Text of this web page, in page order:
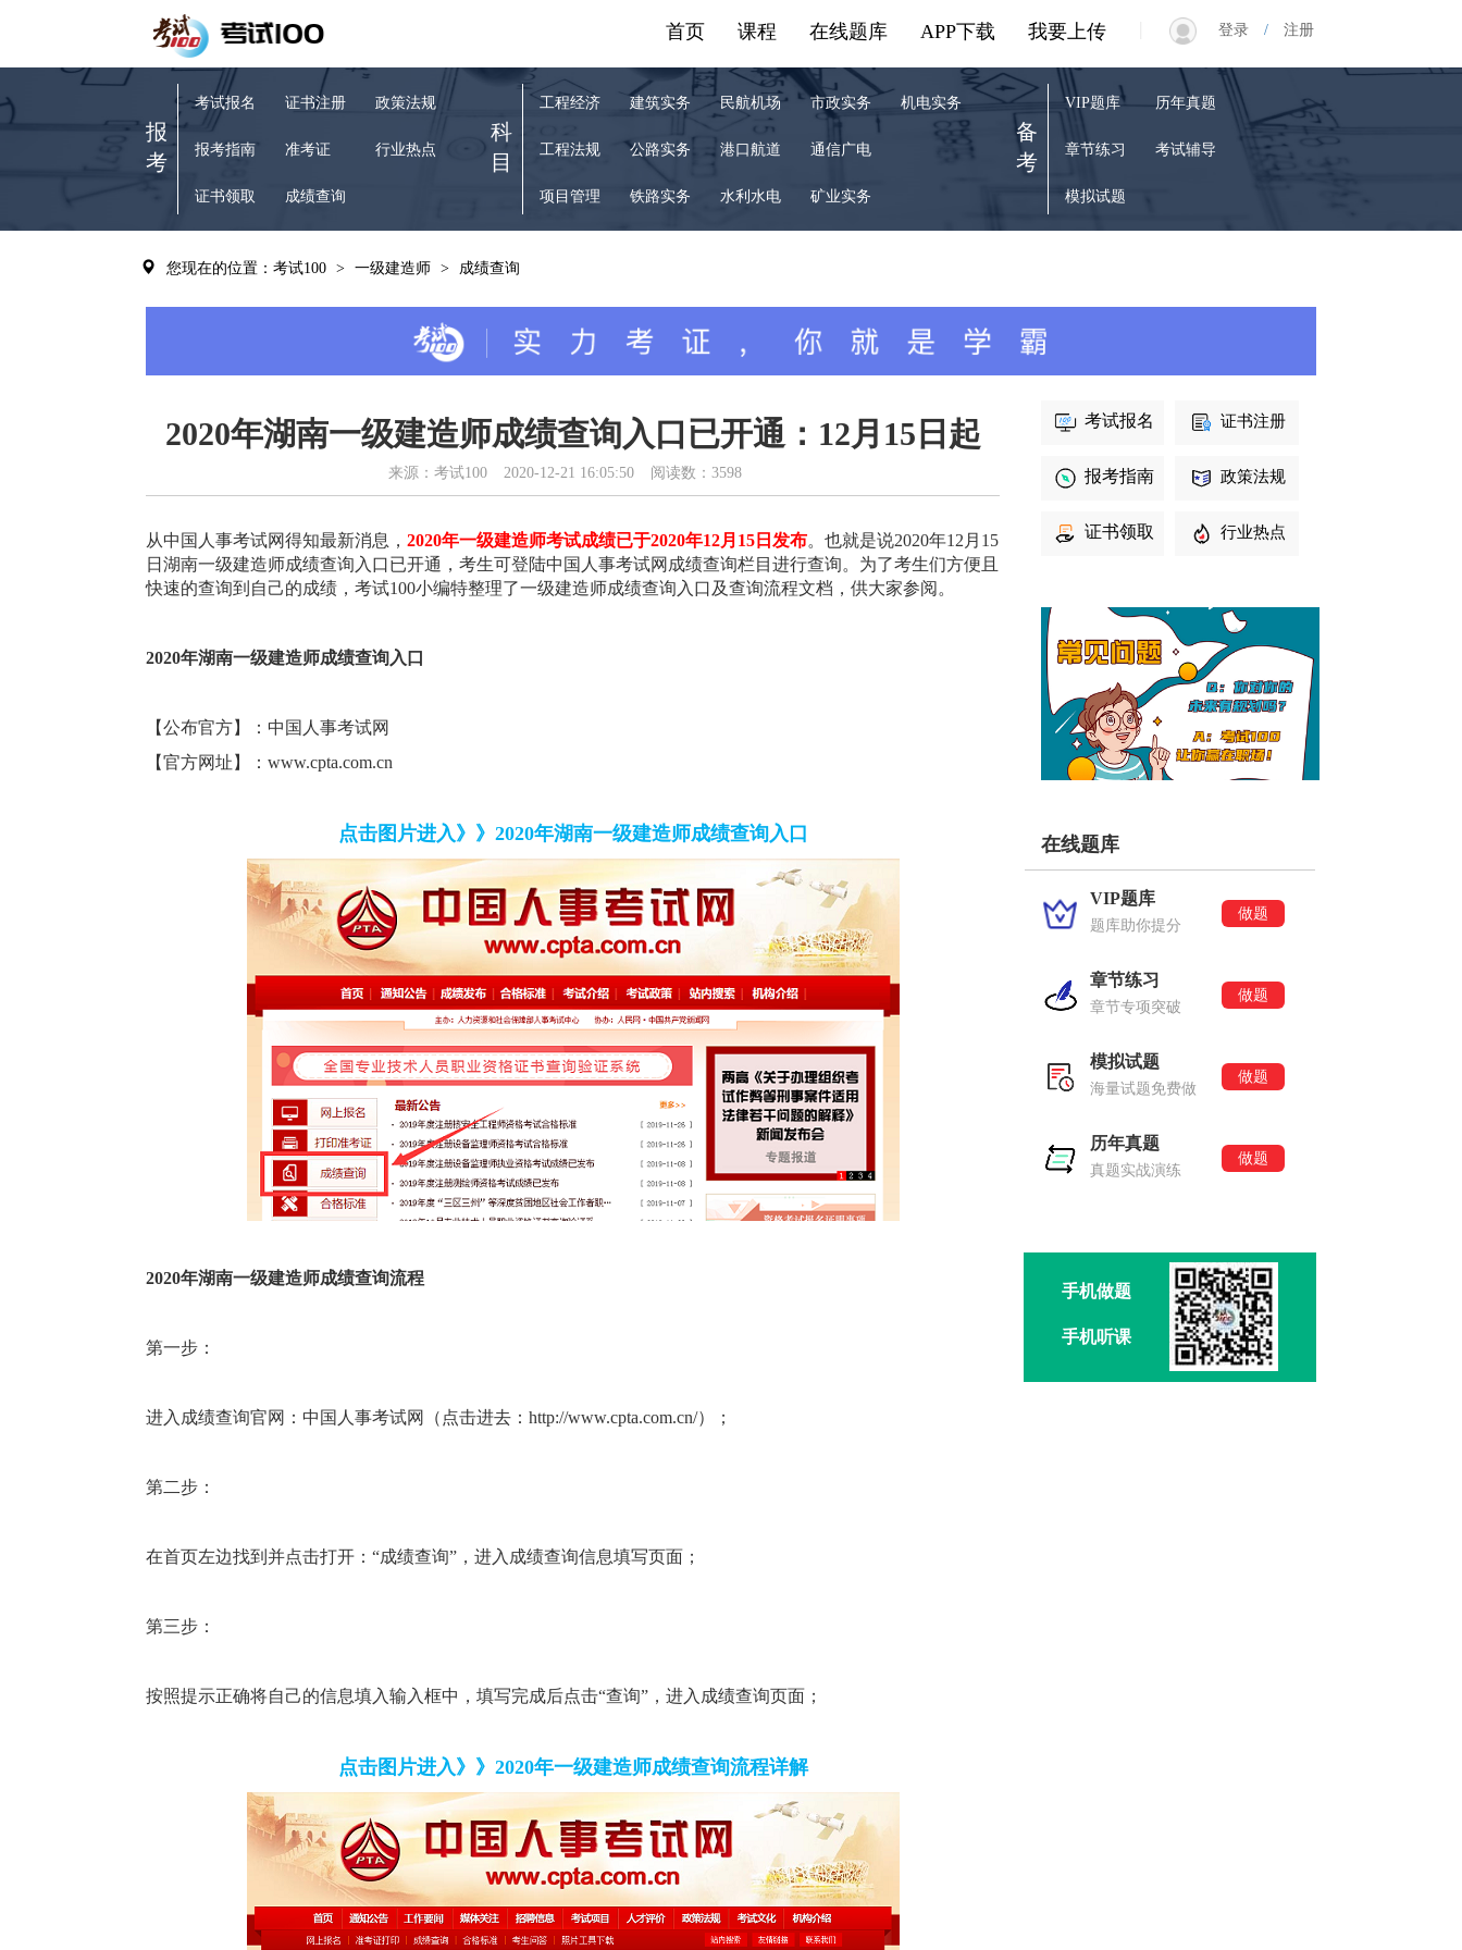
登录/ 注册
我要上传
APP下载
在线题库
课程
首页
报
考
考试报名
报考指南
证书领取
证书注册
准考证
成绩查询
政策法规
行业热点
科
目
工程经济
工程法规
项目管理
建筑实务
公路实务
铁路实务
民航机场
港口航道
水利水电
市政实务
通信广电
矿业实务
机电实务
备
考
VIP题库
章节练习
模拟试题
历年真题
考试辅导
您现在的位置：考试100 > 一级建造师 > 成绩查询
2020年湖南一级建造师成绩查询入口已开通：12月15日起
来源：考试100 2020-12-21 16:05:50 阅读数：3598
从中国人事考试网得知最新消息，2020年一级建造师考试成绩已于2020年12月15日发布。也就是说2020年12月15
日湖南一级建造师成绩查询入口已开通，考生可登陆中国人事考试网成绩查询栏目进行查询。为了考生们方便且
快速的查询到自己的成绩，考试100小编特整理了一级建造师成绩查询入口及查询流程文档，供大家参阅。
2020年湖南一级建造师成绩查询入口
【公布官方】：中国人事考试网
【官方网址】：www.cpta.com.cn
点击图片进入》》2020年湖南一级建造师成绩查询入口
2020年湖南一级建造师成绩查询流程
第一步：
进入成绩查询官网：中国人事考试网（点击进去：http://www.cpta.com.cn/）；
第二步：
在首页左边找到并点击打开：“成绩查询”，进入成绩查询信息填写页面；
第三步：
按照提示正确将自己的信息填入输入框中，填写完成后点击“查询”，进入成绩查询页面；
点击图片进入》》2020年一级建造师成绩查询流程详解
考试报名
报考指南
证书领取
证书注册
政策法规
行业热点
在线题库
VIP题库
题库助你提分
做题
章节练习
章节专项突破
做题
模拟试题
海量试题免费做
做题
历年真题
真题实战演练
做题
手机做题
手机听课